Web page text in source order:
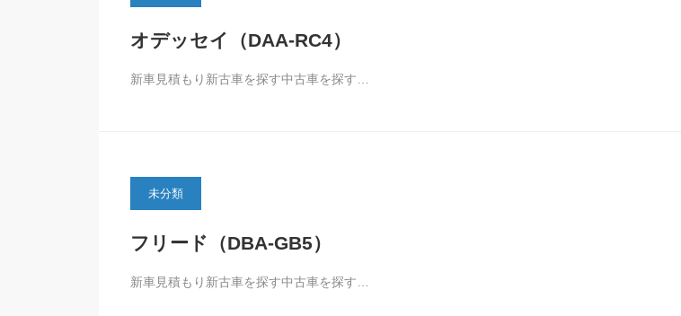
オデッセイ（DAA-RC4）
新車見積もり新古車を探す中古車を探す…
未分類
フリード（DBA-GB5）
新車見積もり新古車を探す中古車を探す…